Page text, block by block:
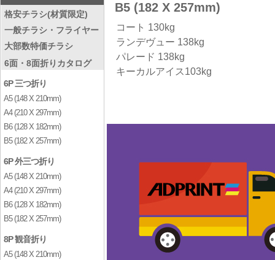
格安チラシ(材質限定)
一般チラシ・フライヤー
大部数特価チラシ
6面・8面折りカタログ
6P 三つ折り
A5 (148 X 210mm)
A4 (210 X 297mm)
B6 (128 X 182mm)
B5 (182 X 257mm)
6P 外三つ折り
A5 (148 X 210mm)
A4 (210 X 297mm)
B6 (128 X 182mm)
B5 (182 X 257mm)
8P 観音折り
A5 (148 X 210mm)
B5 (182 X 257mm)
コート 130kg
ランデヴュー 138kg
パレード 138kg
キーカルアイス103kg